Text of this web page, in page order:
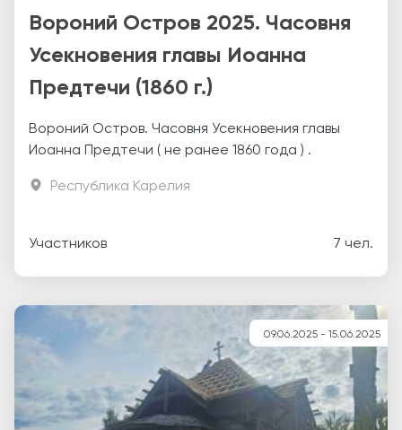
Вороний Остров 2025. Часовня
Усекновения главы Иоанна
Предтечи (1860 г.)
Вороний Остров. Часовня Усекновения главы
Иоанна Предтечи ( не ранее 1860 года ) .
Республика Карелия
Участников 7 чел.
09.06.2025 - 15.06.2025